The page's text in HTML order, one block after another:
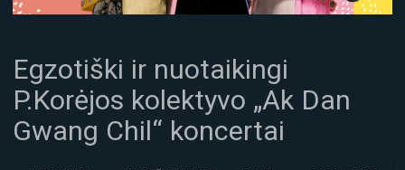
Egzotiški ir nuotaikingi
P.Korėjos kolektyvo „Ak Dan
Gwang Chil“ koncertai